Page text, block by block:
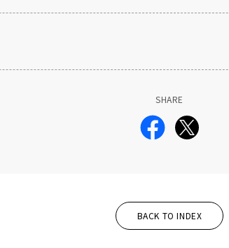
SHARE
BACK TO INDEX